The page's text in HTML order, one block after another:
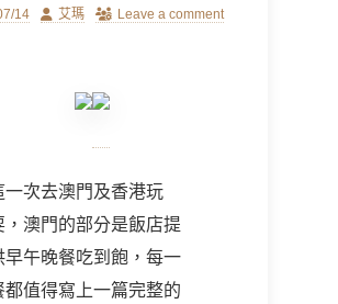
14 Author
艾瑪 Leave a comment
一次去澳門及香港玩
，澳門的部分是飯店提
早午晚餐吃到飽，每一
都值得寫上一篇完整的